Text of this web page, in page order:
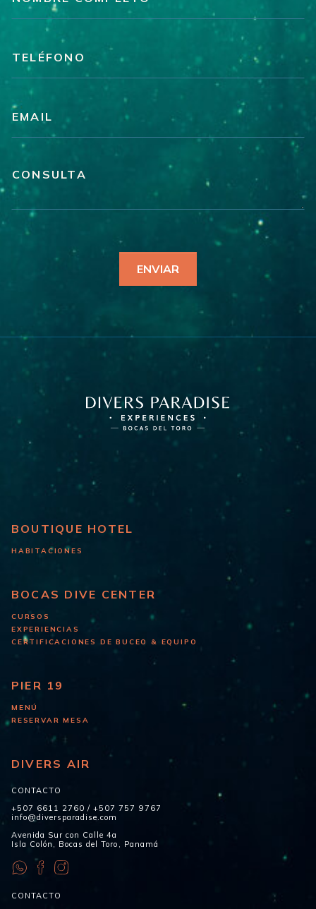
BOUTIQUE HOTEL
HABITACIONES
BOCAS DIVE CENTER
CURSOS
EXPERIENCIAS
CERTIFICACIONES DE BUCEO & EQUIPO
PIER 19
MENÚ
RESERVAR MESA
DIVERS AIR
CONTACTO
+507 6611 2760 /+507 757 9767
info@diversparadise.com
Avenida Sur con Calle 4a
Isla Colón, Bocas del Toro, Panamá
CONTACTO